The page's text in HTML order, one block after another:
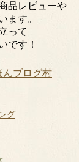
品レビューや
ます。
って
です！
んブログ村
グ